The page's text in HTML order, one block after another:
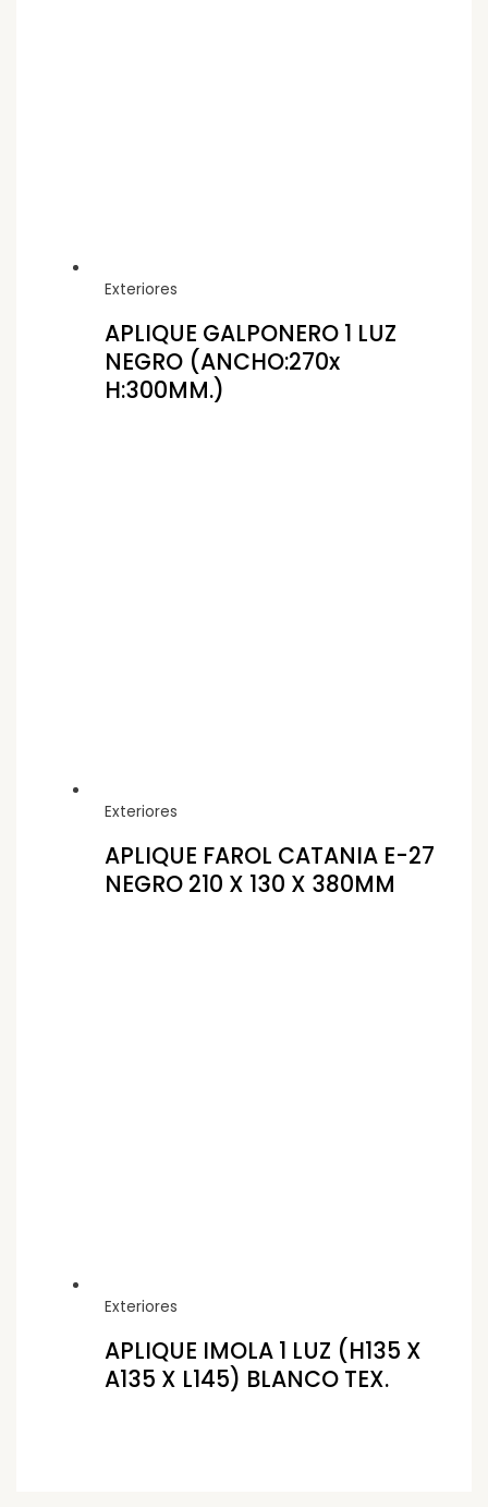
Exteriores
APLIQUE GALPONERO 1 LUZ
NEGRO (ANCHO:270x
H:300MM.)
Exteriores
APLIQUE FAROL CATANIA E-27
NEGRO 210 X 130 X 380MM
Exteriores
APLIQUE IMOLA 1 LUZ (H135 X
A135 X L145) BLANCO TEX.